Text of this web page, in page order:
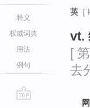
释义
权威词典
用法
例句
英
vt.
[
去